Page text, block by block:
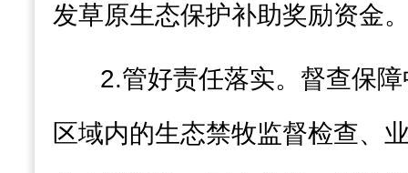
发草原生态保护补助奖励资金
2.管好责任落实。督查保
区域内的生态禁牧监督检查、